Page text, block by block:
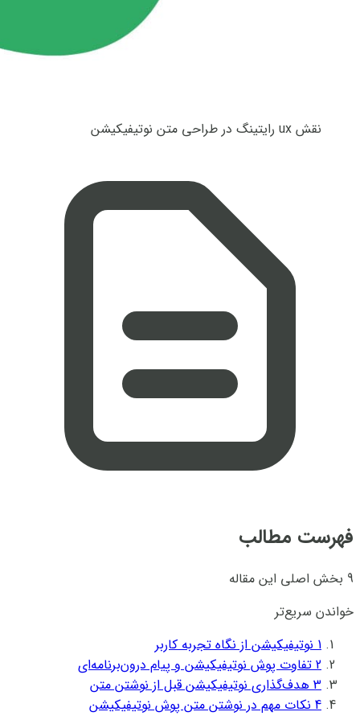
نقش ux رایتینگ در طراحی متن نوتیفیکیشن
فهرست مطالب
9 بخش اصلی این مقاله
خواندن سریع‌تر
1 نوتیفیکیشن از نگاه تجربه کاربر
2 تفاوت پوش نوتیفیکیشن و پیام درون‌برنامه‌ای
3 هدف‌گذاری نوتیفیکیشن قبل از نوشتن متن
4 نکات مهم در نوشتن متن پوش نوتیفیکیشن